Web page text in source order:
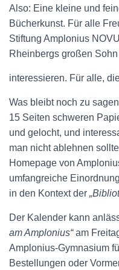
Also: Eine kleine und
Bücherkunst. Für alle
Stiftung Amplonius
Rheinbergs großen
interessieren. Für alle,
Was bleibt noch zu
15 Seiten schweren
und gelocht, und
man nicht ablehnen
Homepage von
umfangreiche
in den Kontext der
Der Kalender kann
am Amplonius“am
Amplonius-Gymnasium
Bestellungen oder